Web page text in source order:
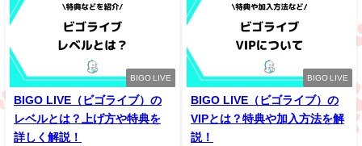
BIGO LIVE
BIGO LIVE（ビゴライブ）の
レベルとは？上げ方や特典を
詳しく解説！
BIGO LIVE
BIGO LIVE（ビゴライブ）の
VIPとは？特典や加入方法を解
説！